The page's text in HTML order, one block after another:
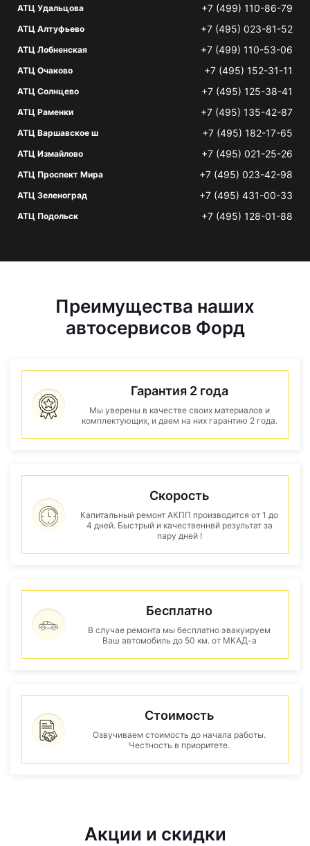
АТЦ Удальцова +7 (499) 110-86-79
АТЦ Алтуфьево +7 (495) 023-81-52
АТЦ Лобненская +7 (499) 110-53-06
АТЦ Очаково +7 (495) 152-31-11
АТЦ Солнцево +7 (495) 125-38-41
АТЦ Раменки +7 (495) 135-42-87
АТЦ Варшавское ш +7 (495) 182-17-65
АТЦ Измайлово +7 (495) 021-25-26
АТЦ Проспект Мира +7 (495) 023-42-98
АТЦ Зеленоград +7 (495) 431-00-33
АТЦ Подольск +7 (495) 128-01-88
Преимущества наших
автосервисов Форд
Гарантия 2 года
Мы уверены в качестве своих материалов и
комплектующих, и даем на них гарантию 2 года.
Скорость
Капитальный ремонт АКПП производится от 1 до
4 дней. Быстрый и качественнвй результат за
пару дней !
Бесплатно
В случае ремонта мы бесплатно эвакуируем
Ваш автомобиль до 50 км. от МКАД-а
Стоимость
Озвучиваем стоимость до начала работы.
Честность в приоритете.
Акции и скидки